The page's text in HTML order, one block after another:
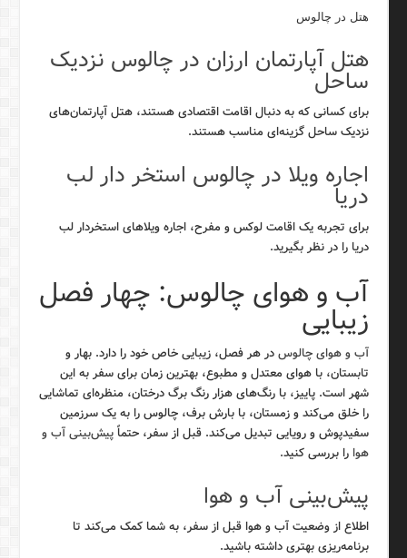
هتل در چالوس
هتل آپارتمان ارزان در چالوس نزدیک
ساحل
برای کسانی که به دنبال اقامت اقتصادی هستند، هتل آپارتمان‌های
نزدیک ساحل گزینه‌ای مناسب هستند.
اجاره ویلا در چالوس استخر دار لب
دریا
برای تجربه یک اقامت لوکس و مفرح، اجاره ویلاهای استخردار لب
دریا را در نظر بگیرید.
آب و هوای چالوس: چهار فصل
زیبایی
آب و هوای چالوسدر هر فصل، زیبایی خاص خود را دارد. بهار و
تابستان، با هوای معتدل و مطبوع، بهترین زمان برای سفر به این
شهر است. پاییز، با رنگ‌های هزار رنگ برگ درختان، منظره‌ای تماشایی
را خلق می‌کند و زمستان، با بارش برف، چالوس را به یک سرزمین
سفیدپوش و رویایی تبدیل می‌کند. قبل از سفر، حتماًپیش‌بینی آب و
هوا را بررسی کنید.
پیش‌بینی آب و هوا
اطلاع از وضعیت آب و هوا قبل از سفر، به شما کمک می‌کند تا
برنامه‌ریزی بهتری داشته باشید.